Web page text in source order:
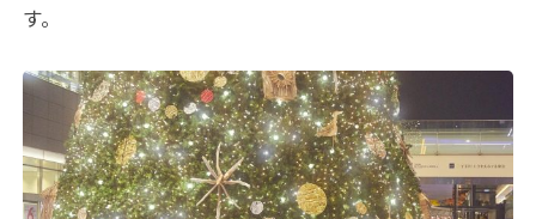
す。